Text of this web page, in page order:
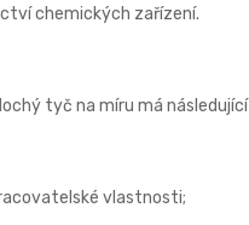
chemických zařízení.
tyč na míru má
vlastnosti;